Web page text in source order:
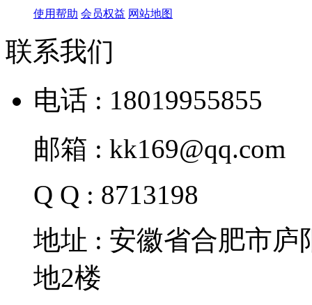
使用帮助 会员权益 网站地图
联系我们
电话 : 18019955855
邮箱 : kk169@qq.com
Q Q : 8713198
地址 : 安徽省合肥市
地2楼